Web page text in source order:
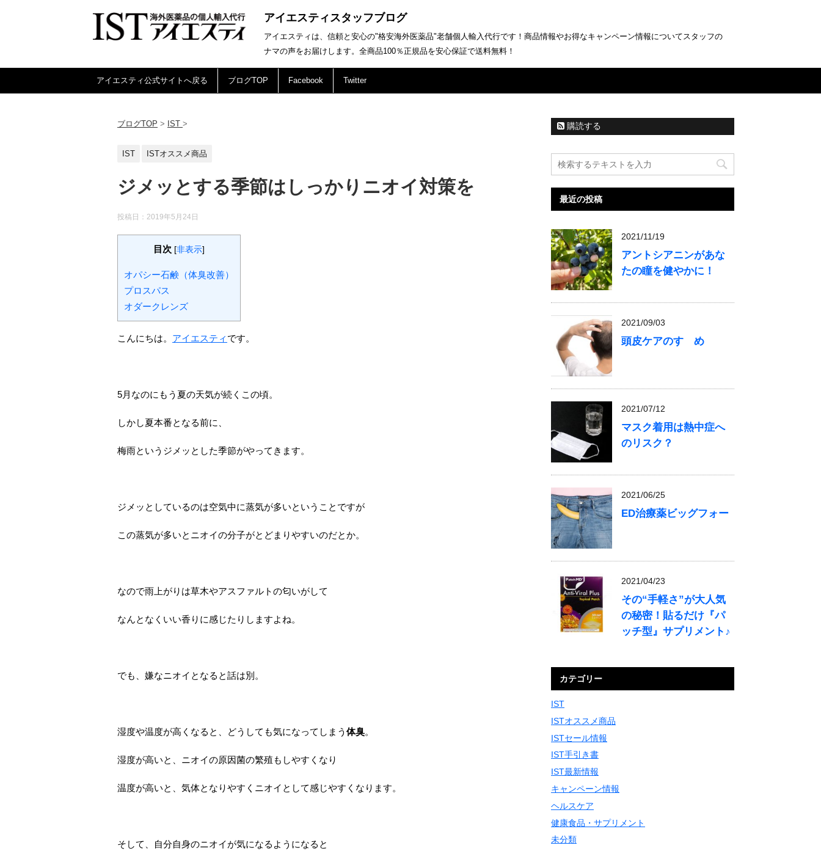
アイエスティスタッフブログ
アイエスティは、信頼と安心の"格安海外医薬品"老舗個人輸入代行です！商品情報やお得なキャンペーン情報についてスタッフの
ナマの声をお届けします。全商品100％正規品を安心保証で送料無料！
アイエスティ公式サイトへ戻る ブログTOP Facebook Twitter
ブログTOP > IST >
IST ISTオススメ商品
ジメッとする季節はしっかりニオイ対策を
投稿日： 2019年5月24日
目次 [非表示]
オパシー石鹸（体臭改善）
プロスパス
オダークレンズ
こんにちは。 アイエスティ です。
5月なのにもう夏の天気が続くこの頃。
しかし夏本番となる前に、
梅雨というジメッとした季節がやってきます。
ジメッとしているのは空気中に蒸気が多いということですが
この蒸気が多いとニオイの分子がとどまりやすいのだとか。
なので雨上がりは草木やアスファルトの匂いがして
なんとなくいい香りに感じたりしますよね。
でも、嫌なニオイとなると話は別。
湿度や温度が高くなると、どうしても気になってしまう 体臭。
湿度が高いと、ニオイの原因菌の繁殖もしやすくなり
温度が高いと、気体となりやすくニオイとして感じやすくなります。
そして、自分自身のニオイが気になるようになると
購読する
最近の投稿
2021/11/19
アントシアニンがあな
たの瞳を健やかに！
2021/09/03
頭皮ケアのすゝめ
2021/07/12
マスク着用は熱中症へ
のリスク？
2021/06/25
ED治療薬ビッグフォー
2021/04/23
その“手軽さ”が大人気
の秘密！貼るだけ『パ
ッチ型』サプリメント♪
カテゴリー
IST
ISTオススメ商品
ISTセール情報
IST手引き書
IST最新情報
キャンペーン情報
ヘルスケア
健康食品・サプリメント
未分類